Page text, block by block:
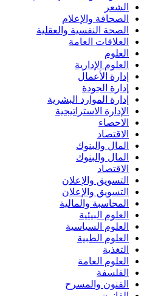
الشعر
الصحافة والإعلام
الصحة النفسية والعقلية
العلاقات العامة
العلوم
العلوم الإدارية
إدارة الأعمال
إدارة الجودة
إدارة الموارد البشرية
الإدارة الاستراتيجية
الاحصاء
الاقتصاد
المال والبنوك
المال والبنوك
الاقتصاد
التسويق والإعلان
التسويق والإعلان
المحاسبة والمالية
العلوم البيئية
العلوم السياسية
العلوم الطبية
التغذية
العلوم العامة
الفلسفة
الفنون والمسرح